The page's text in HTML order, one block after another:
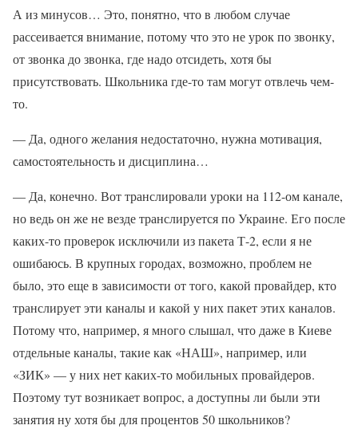
А из минусов… Это, понятно, что в любом случае
рассеивается внимание, потому что это не урок по звонку,
от звонка до звонка, где надо отсидеть, хотя бы
присутствовать. Школьника где-то там могут отвлечь чем-
то.
— Да, одного желания недостаточно, нужна мотивация,
самостоятельность и дисциплина…
— Да, конечно. Вот транслировали уроки на 112-ом канале,
но ведь он же не везде транслируется по Украине. Его после
каких-то проверок исключили из пакета Т-2, если я не
ошибаюсь. В крупных городах, возможно, проблем не
было, это еще в зависимости от того, какой провайдер, кто
транслирует эти каналы и какой у них пакет этих каналов.
Потому что, например, я много слышал, что даже в Киеве
отдельные каналы, такие как «НАШ», например, или
«ЗИК» — у них нет каких-то мобильных провайдеров.
Поэтому тут возникает вопрос, а доступны ли были эти
занятия ну хотя бы для процентов 50 школьников?